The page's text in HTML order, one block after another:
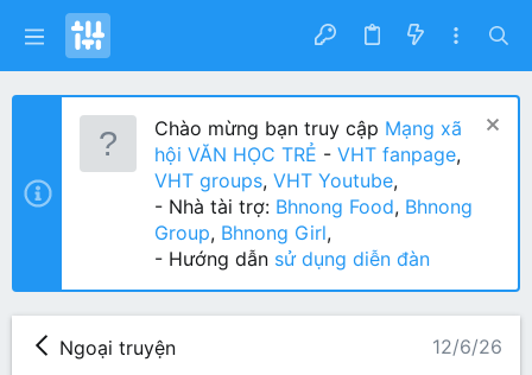
Chào mừng bạn truy cập Mạng xã
hội VĂN HỌC TRẺ - VHT fanpage,
VHT groups, VHT Youtube,
- Nhà tài trợ: Bhnong Food, Bhnong
Group, Bhnong Girl,
- Hướng dẫn sử dụng diễn đàn
Ngoại truyện
12/6/26